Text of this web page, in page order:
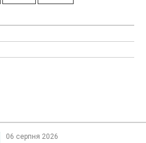
06 серпня 2026